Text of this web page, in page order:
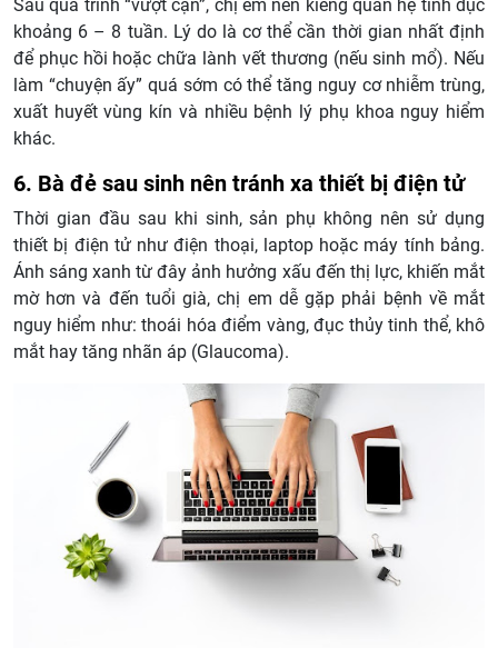
Sau quá trình “vượt cạn”, chị em nên kiêng quan hệ tình dục
khoảng 6 – 8 tuần. Lý do là cơ thể cần thời gian nhất định
để phục hồi hoặc chữa lành vết thương (nếu sinh mổ). Nếu
làm “chuyện ấy” quá sớm có thể tăng nguy cơ nhiễm trùng,
xuất huyết vùng kín và nhiều bệnh lý phụ khoa nguy hiểm
khác.
6. Bà đẻ sau sinh nên tránh xa thiết bị điện tử
Thời gian đầu sau khi sinh, sản phụ không nên sử dụng
thiết bị điện tử như điện thoại, laptop hoặc máy tính bảng.
Ánh sáng xanh từ đây ảnh hưởng xấu đến thị lực, khiến mắt
mờ hơn và đến tuổi già, chị em dễ gặp phải bệnh về mắt
nguy hiểm như: thoái hóa điểm vàng, đục thủy tinh thể, khô
mắt hay tăng nhãn áp (Glaucoma).